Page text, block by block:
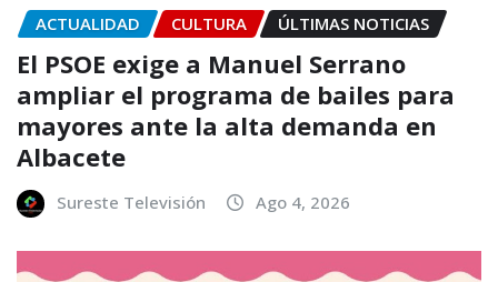
ACTUALIDAD CULTURA ÚLTIMAS NOTICIAS
El PSOE exige a Manuel Serrano
ampliar el programa de bailes para
mayores ante la alta demanda en
Albacete
Sureste Televisión Ago 4, 2026